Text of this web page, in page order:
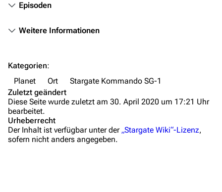
Letzte Änderungen
Anfragen
Administrations-Übersicht
Löschantrag
Vandalismus melden
Episoden
Weitere Informationen
Kategorien:
Planet
Ort
Stargate Kommando SG-1
Zuletzt geändert
Diese Seite wurde zuletzt am 30. April 2020 um 17:21 Uhr
bearbeitet.
Urheberrecht
Der Inhalt ist verfügbar unter der „Stargate Wiki“-Lizenz,
sofern nicht anders angegeben.